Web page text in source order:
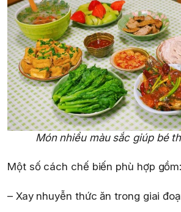
Món nhiều màu sắc giúp bé
Một số cách chế biến phù hợp gồm:
– Xay nhuyễn thức ăn trong giai